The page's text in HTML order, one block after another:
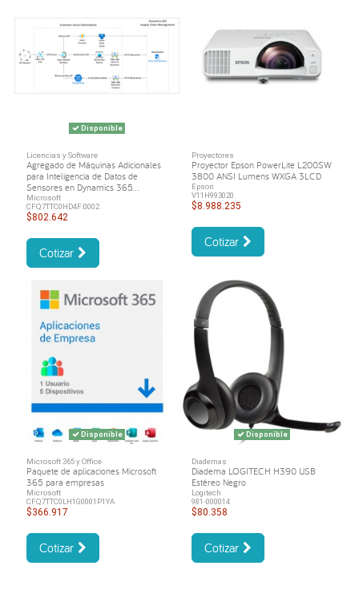
Disponible
Licencias y Software
Agregado de Máquinas Adicionales
para Inteligencia de Datos de
Sensores en Dynamics 365...
Microsoft
CFQ7TTC0HD4F:0002
$802.642
Cotizar
Proyectores
Proyector Epson PowerLite L200SW
3800 ANSI Lumens WXGA 3LCD
Epson
V11H993020.
$8.988.235
Cotizar
Disponible
Microsoft 365 y Office
Paquete de aplicaciones Microsoft
365 para empresas
Microsoft
CFQ7TTC0LH1G0001P1YA
$366.917
Cotizar
Disponible
Diademas
Diadema LOGITECH H390 USB
Estéreo Negro
Logitech
981-000014
$80.358
Cotizar